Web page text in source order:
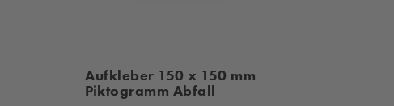
Aufkleber 150 x 150 mm
Piktogramm Abfall